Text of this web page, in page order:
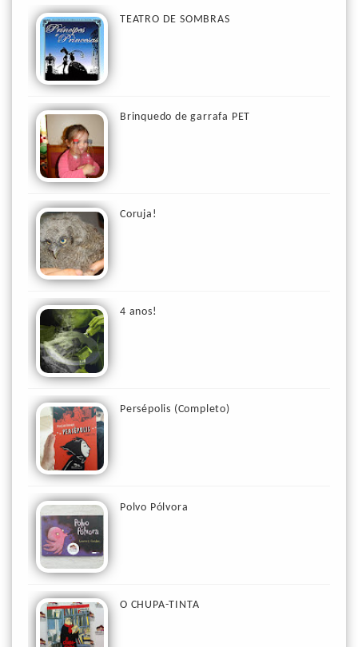
TEATRO DE SOMBRAS
Brinquedo de garrafa PET
Coruja!
4 anos!
Persépolis (Completo)
Polvo Pólvora
O CHUPA-TINTA